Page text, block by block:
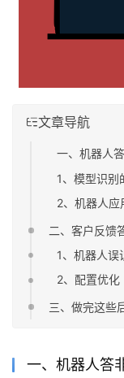
文章导航
一、机器人
1、模型识别
2、机器人应
二、客户反馈
1、机器人误
2、配置优化
三、做完这些
一、机器人答